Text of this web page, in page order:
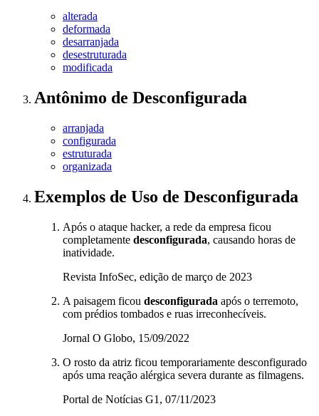
alterada
deformada
desarranjada
desestruturada
modificada
Antônimo de Desconfigurada
arranjada
configurada
estruturada
organizada
Exemplos de Uso de Desconfigurada
Após o ataque hacker, a rede da empresa ficou
completamente desconfigurada, causando horas de
inatividade.
Revista InfoSec, edição de março de 2023
A paisagem ficou desconfigurada após o terremoto,
com prédios tombados e ruas irreconhecíveis.
Jornal O Globo, 15/09/2022
O rosto da atriz ficou temporariamente desconfigurado
após uma reação alérgica severa durante as filmagens.
Portal de Notícias G1, 07/11/2023